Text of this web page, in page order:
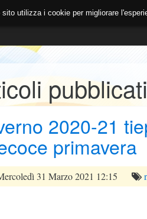
OPEN SOURCE
2020-21
primavera
31 Marzo 2021 12:15
sito utilizza i cookie per migliorare